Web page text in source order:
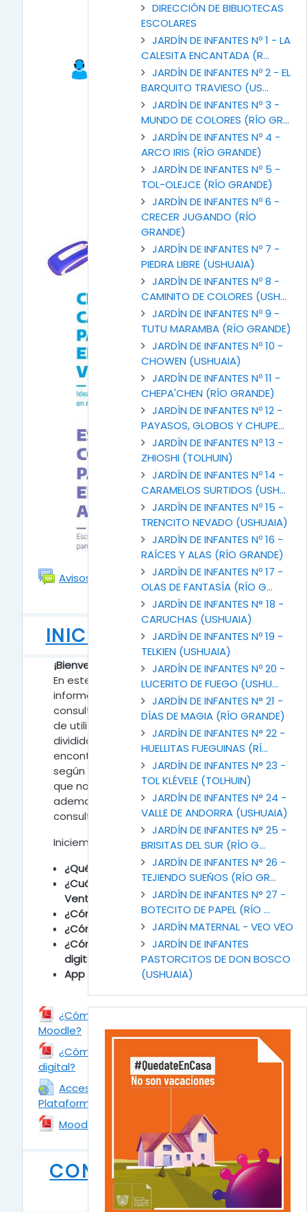
Foro de Consulta
En este foro podrás realizar
las consultas vinculadas al uso
de la plataforma,
herramientas, recursos, y
configuración del aula.
Avisos
INICIANDO MOODLE
¡Bienvenidos a Mesa de Ayuda!
En este espacio podrás encontrar toda
información destinada a aclarar dudas o
consultas que puedan surgir al momento
de utilizar la plataforma. El espacio está
dividido por temas, en cada uno
encontrarás contenidos específicos
según tus necesidades. Te invitamos a
que navegues en este espacio, podrás
ademas hacer uso del foro si hay
consultas que desees realizar.
Iniciemos entonces con la navegación.
¿Qué es Moodle?
¿Cuáles son sus Características y
Ventajas?
¿Cómo acceder?
¿Cómo registrarse en la plataforma?
¿Cómo solicitar la apertura de un aula
digital?
App de moodle
¿Cómo acceder y registrarse en
Moodle? Archivo
¿Cómo solicitar la apertura del aula
digital?
Acceso y Registro a la
Plataforma/Aulas Digitales
Moodle en Dispositivos Móviles
CONFIGURAR ÁREA
PERSONAL
DIRECCIÓN DE BIBLIOTECAS
ESCOLARES
JARDÍN DE INFANTES Nº 1 - LA
CALESITA ENCANTADA (R...
JARDÍN DE INFANTES Nº 2 - EL
BARQUITO TRAVIESO (US...
JARDÍN DE INFANTES Nº 3 -
MUNDO DE COLORES (RÍO GR...
JARDÍN DE INFANTES Nº 4 -
ARCO IRIS (RÍO GRANDE)
JARDÍN DE INFANTES Nº 5 -
TOL-OLEJCE (RÍO GRANDE)
JARDÍN DE INFANTES Nº 6 -
CRECER JUGANDO (RÍO
GRANDE)
JARDÍN DE INFANTES Nº 7 -
PIEDRA LIBRE (USHUAIA)
JARDÍN DE INFANTES Nº 8 -
CAMINITO DE COLORES (USH...
JARDÍN DE INFANTES Nº 9 -
TUTU MARAMBA (RÍO GRANDE)
JARDÍN DE INFANTES Nº 10 -
CHOWEN (USHUAIA)
JARDÍN DE INFANTES Nº 11 -
CHEPA'CHEN (RÍO GRANDE)
JARDÍN DE INFANTES Nº 12 -
PAYASOS, GLOBOS Y CHUPE...
JARDÍN DE INFANTES Nº 13 -
ZHIOSHI (TOLHUIN)
JARDÍN DE INFANTES Nº 14 -
CARAMELOS SURTIDOS (USH...
JARDÍN DE INFANTES Nº 15 -
TRENCITO NEVADO (USHUAIA)
JARDÍN DE INFANTES Nº 16 -
RAÍCES Y ALAS (RÍO GRANDE)
JARDÍN DE INFANTES Nº 17 -
OLAS DE FANTASÍA (RÍO G...
JARDÍN DE INFANTES N° 18 -
CARUCHAS (USHUAIA)
JARDÍN DE INFANTES Nº 19 -
TELKIEN (USHUAIA)
JARDÍN DE INFANTES Nº 20 -
LUCERITO DE FUEGO (USHU...
JARDÍN DE INFANTES N° 21 -
DÍAS DE MAGIA (RÍO GRANDE)
JARDÍN DE INFANTES N° 22 -
HUELLITAS FUEGUINAS (RÍ...
JARDÍN DE INFANTES N° 23 -
TOL KLÉVELE (TOLHUIN)
JARDÍN DE INFANTES N° 24 -
VALLE DE ANDORRA (USHUAIA)
JARDÍN DE INFANTES N° 25 -
BRISITAS DEL SUR (RÍO G...
JARDÍN DE INFANTES N° 26 -
TEJIENDO SUEÑOS (RÍO GR...
JARDÍN DE INFANTES N° 27 -
BOTECITO DE PAPEL (RÍO ...
JARDÍN MATERNAL - VEO VEO
JARDÍN DE INFANTES
PASTORCITOS DE DON BOSCO
(USHUAIA)